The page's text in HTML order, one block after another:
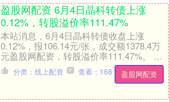
盈股网配资 6月4日晶科转债上涨
0.12%，转股溢价率111.47%
本站消息，6月4日晶科转债收盘上涨
0.12%，报106.14元/张，成交额1378.4万
元盈股网配资，转股溢价率111.47%。 资
料显示，晶科转债信用级别为“....
盈股网配资
分类：线上配资 查看：168